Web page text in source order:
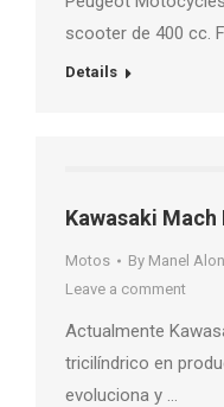
scooter de 400 cc.
Details
Kawasaki
Motos By Manel
Leave a comment
Actualmente
tricilíndrico en
evoluciona y …